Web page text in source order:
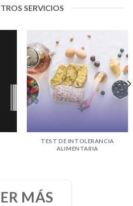
SERVICIOS
TEST DE INTOLERANCIA
ALIMENTARIA
MÁS